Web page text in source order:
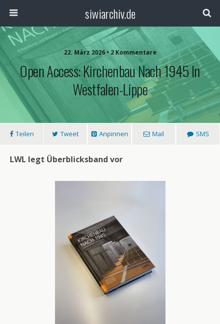
siwiarchiv.de
22. März 2026 • 2 Kommentare
Open Access: Kirchenbau Nach 1945 In
Westfalen-Lippe
Teilen Tweet Anpinnen Mail SMS
LWL legt Überblicksband vor